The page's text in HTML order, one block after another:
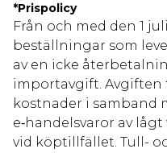
*Prispolicy
Från och med den 1
beställningar som
av en icke
importavgift. Avgiften
kostnader i samband
e‑handelsvaror av
vid köptillfället. Tull-